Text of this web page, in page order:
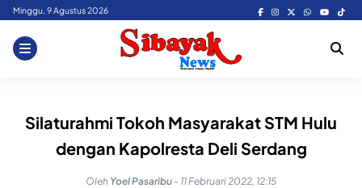
Skip
content
Minggu, 9 Agustus 2026
Silaturahmi Tokoh Masyarakat STM Hulu
dengan Kapolresta Deli Serdang
Oleh Yoel Pasaribu - 11 Februari 2022, 12:15